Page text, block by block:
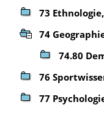
73
74
74.80
76
77